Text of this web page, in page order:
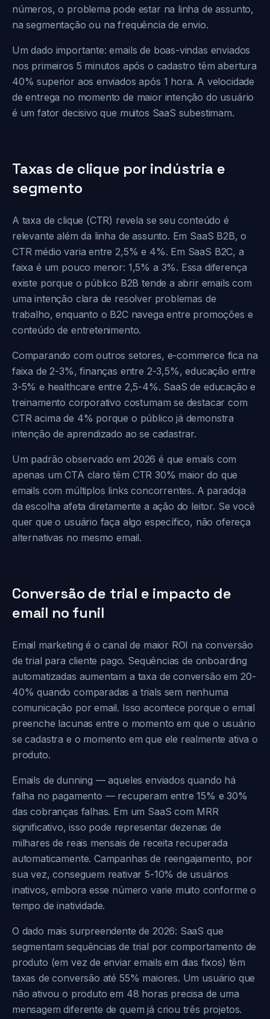
números, o problema pode estar na linha de assunto,
na segmentação ou na frequência de envio.
Um dado importante: emails de boas-vindas enviados
nos primeiros 5 minutos após o cadastro têm abertura
40% superior aos enviados após 1 hora. A velocidade
de entrega no momento de maior intenção do usuário
é um fator decisivo que muitos SaaS subestimam.
Taxas de clique por indústria e
segmento
A taxa de clique (CTR) revela se seu conteúdo é
relevante além da linha de assunto. Em SaaS B2B, o
CTR médio varia entre 2,5% e 4%. Em SaaS B2C, a
faixa é um pouco menor: 1,5% a 3%. Essa diferença
existe porque o público B2B tende a abrir emails com
uma intenção clara de resolver problemas de
trabalho, enquanto o B2C navega entre promoções e
conteúdo de entretenimento.
Comparando com outros setores, e-commerce fica na
faixa de 2-3%, finanças entre 2-3,5%, educação entre
3-5% e healthcare entre 2,5-4%. SaaS de educação e
treinamento corporativo costumam se destacar com
CTR acima de 4% porque o público já demonstra
intenção de aprendizado ao se cadastrar.
Um padrão observado em 2026 é que emails com
apenas um CTA claro têm CTR 30% maior do que
emails com múltiplos links concorrentes. A paradoja
da escolha afeta diretamente a ação do leitor. Se você
quer que o usuário faça algo específico, não ofereça
alternativas no mesmo email.
Conversão de trial e impacto de
email no funil
Email marketing é o canal de maior ROI na conversão
de trial para cliente pago. Sequências de onboarding
automatizadas aumentam a taxa de conversão em 20-
40% quando comparadas a trials sem nenhuma
comunicação por email. Isso acontece porque o email
preenche lacunas entre o momento em que o usuário
se cadastra e o momento em que ele realmente ativa o
produto.
Emails de dunning — aqueles enviados quando há
falha no pagamento — recuperam entre 15% e 30%
das cobranças falhas. Em um SaaS com MRR
significativo, isso pode representar dezenas de
milhares de reais mensais de receita recuperada
automaticamente. Campanhas de reengajamento, por
sua vez, conseguem reativar 5-10% de usuários
inativos, embora esse número varie muito conforme o
tempo de inatividade.
O dado mais surpreendente de 2026: SaaS que
segmentam sequências de trial por comportamento de
produto (em vez de enviar emails em dias fixos) têm
taxas de conversão até 55% maiores. Um usuário que
não ativou o produto em 48 horas precisa de uma
mensagem diferente de quem já criou três projetos.